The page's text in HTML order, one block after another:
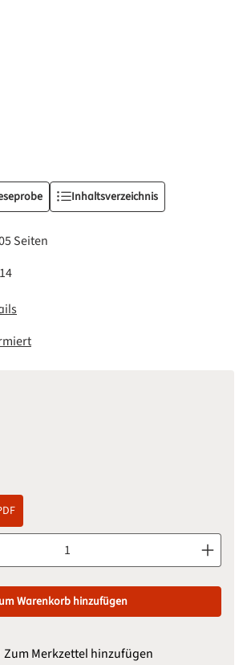
Inhaltsverzeichnis
Seiten
Gib den gewünschten Wert ein oder
Warenkorb hinzufügen
Zum Merkzettel hinzufügen